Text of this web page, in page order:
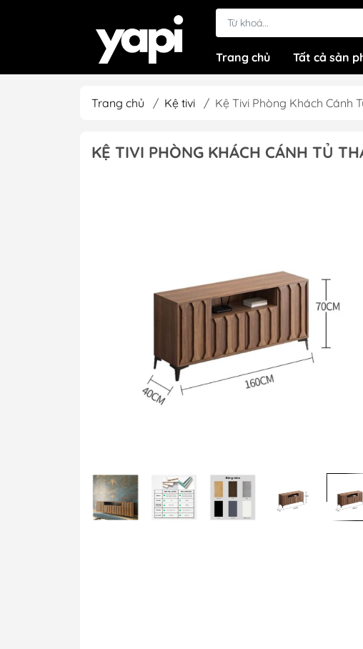
Trang chủ
Tất cả sản
Trang chủ / Kệ tivi / Kệ Tivi Phòng Khách Cánh
KỆ TIVI PHÒNG KHÁCH CÁNH TỦ